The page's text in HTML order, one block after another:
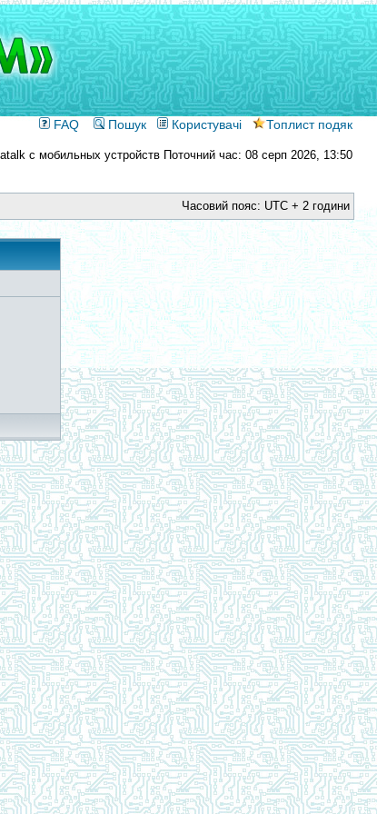
FAQ Пошук Користувачі Топлист подяк
Поточний час: 08 серп 2026, 13:50
Часовий пояс: UTC + 2 години